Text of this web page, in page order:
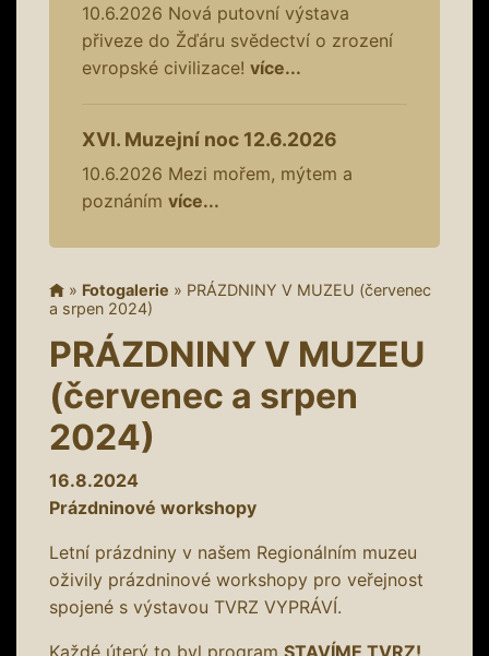
10.6.2026 Nová putovní výstava
přiveze do Žďáru svědectví o zrození
evropské civilizace! více...
XVI. Muzejní noc 12.6.2026
10.6.2026 Mezi mořem, mýtem a
poznáním více...
» Fotogalerie » PRÁZDNINY V MUZEU (červenec
a srpen 2024)
PRÁZDNINY V MUZEU
(červenec a srpen
2024)
16.8.2024
Prázdninové workshopy
Letní prázdniny v našem Regionálním muzeu
oživily prázdninové workshopy pro veřejnost
spojené s výstavou TVRZ VYPRÁVÍ.
Každé úterý to byl program STAVÍME TVRZ!,